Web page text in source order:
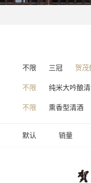
不限 三冠 贺茂
不限 纯米大吟酿
不限 熏香型清酒
默认 销量